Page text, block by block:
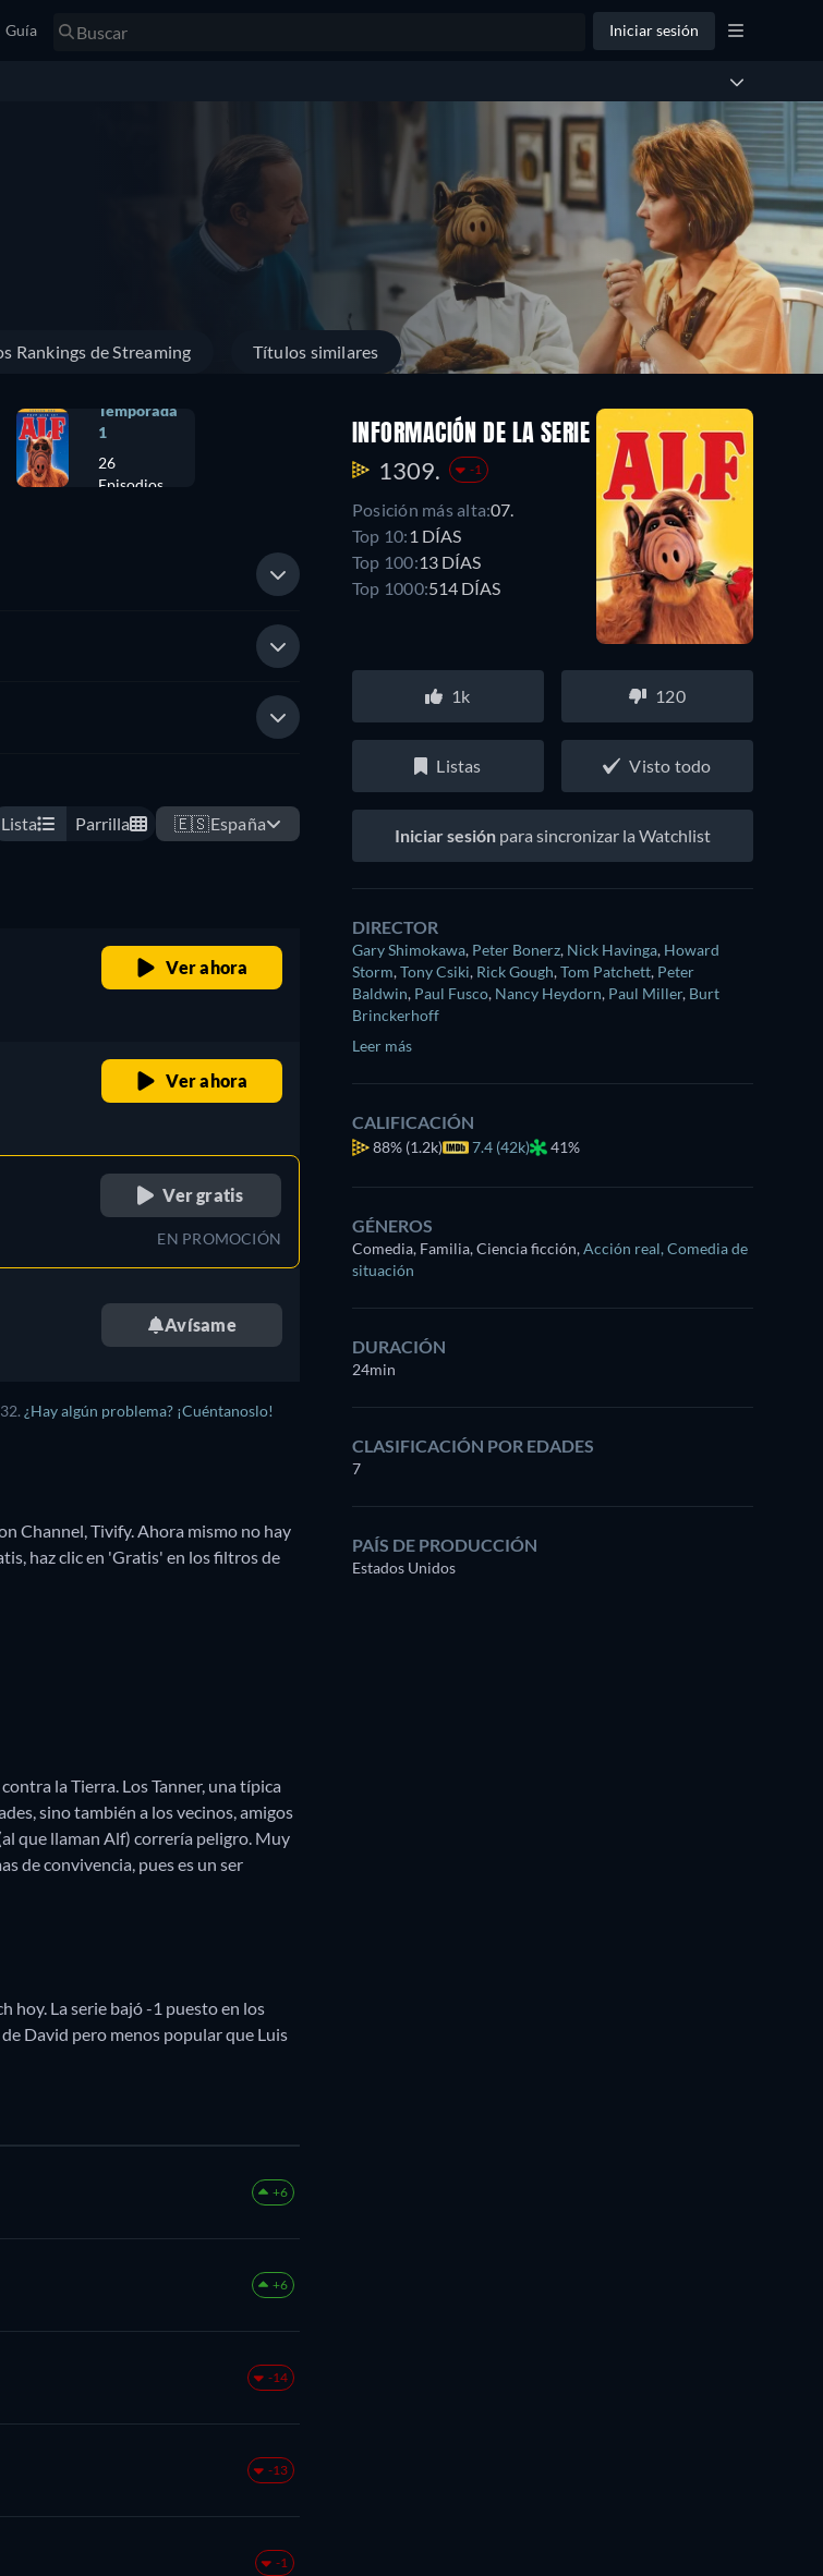
Guía Iniciar sesión
Rankings de Streaming Títulos similares
Temporada
1
26
Episodios
Lista Parrilla 🇪🇸España
Ver ahora
Ver ahora
Ver gratis
EN PROMOCIÓN
Avísame
. ¿Hay algún problema? ¡Cuéntanoslo!
Channel, Tivify. Ahora mismo no hay
haz clic en 'Gratis' en los filtros de
la Tierra. Los Tanner, una típica
sino también a los vecinos, amigos
que llaman Alf) correría peligro. Muy
de convivencia, pues es un ser
INFORMACIÓN DE LA SERIE
1309. -1
Posición más alta:07.
Top 10: 1 DÍAS
Top 100:13 DÍAS
Top 1000:514 DÍAS
1k 120
Listas Visto todo
Iniciar sesión para sincronizar la Watchlist
DIRECTOR
Gary Shimokawa, Peter Bonerz, Nick Havinga, Howard
Storm,Tony Csiki, Rick Gough,Tom Patchett, Peter
Baldwin, Paul Fusco, Nancy Heydorn, Paul Miller, Burt
Brinckerhoff
Leer más
CALIFICACIÓN
88% (1.2k) 7.4 (42k) 41%
GÉNEROS
Comedia, Familia, Ciencia ficción,Acción real, Comedia de
situación
DURACIÓN
24min
CLASIFICACIÓN POR EDADES
7
PAÍS DE PRODUCCIÓN
Estados Unidos
hoy. La serie bajó -1 puesto en los
David pero menos popular que Luis
+6
+6
-14
-13
-1